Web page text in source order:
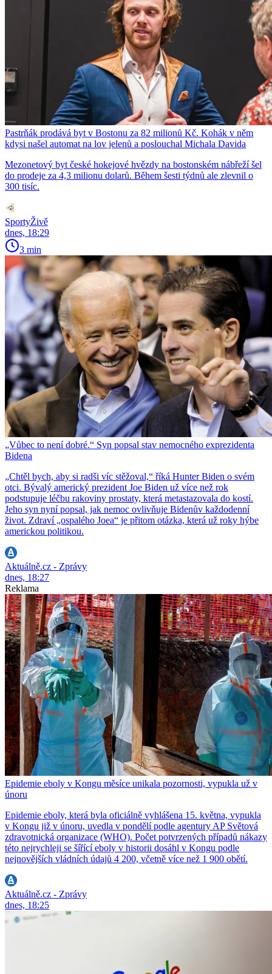
Pastrňák prodává byt v Bostonu za 82 milionů Kč. Kohák v něm
kdysi našel automat na lov jelenů a poslouchal Michala Davida
Mezonetový byt české hokejové hvězdy na bostonském nábřeží šel
do prodeje za 4,3 milionu dolarů. Během šesti týdnů ale zlevnil o
300 tisíc.
SportyŽivě
dnes, 18:29
3 min
„Vůbec to není dobré.“ Syn popsal stav nemocného exprezidenta
Bidena
„Chtěl bych, aby si radši víc stěžoval,“ říká Hunter Biden o svém
otci. Bývalý americký prezident Joe Biden už více než rok
podstupuje léčbu rakoviny prostaty, která metastazovala do kostí.
Jeho syn nyní popsal, jak nemoc ovlivňuje Bidenův každodenní
život. Zdraví „ospalého Joea“ je přitom otázka, která už roky hýbe
americkou politikou.
Aktuálně.cz - Zprávy
dnes, 18:27
Reklama
Epidemie eboly v Kongu měsíce unikala pozornosti, vypukla už v
únoru
Epidemie eboly, která byla oficiálně vyhlášena 15. května, vypukla
v Kongu již v únoru, uvedla v pondělí podle agentury AP Světová
zdravotnická organizace (WHO). Počet potvrzených případů nákazy
této nejrychleji se šířící eboly v historii dosáhl v Kongu podle
nejnovějších vládních údajů 4 200, včetně více než 1 900 obětí.
Aktuálně.cz - Zprávy
dnes, 18:25